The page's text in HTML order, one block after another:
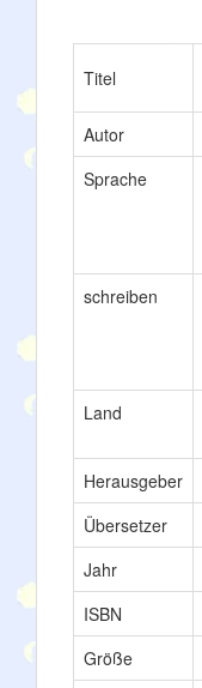
Titel
Autor
Sprache
schreiben
Land
Herausgeber
Übersetzer
Jahr
ISBN
Größe